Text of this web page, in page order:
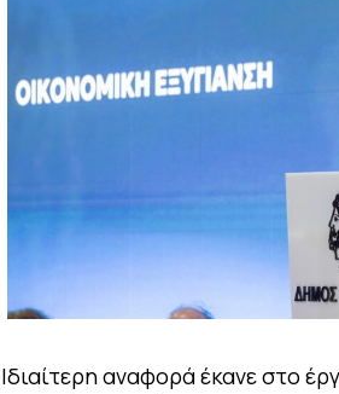
Ιδιαίτερη αναφορά έκανε στο